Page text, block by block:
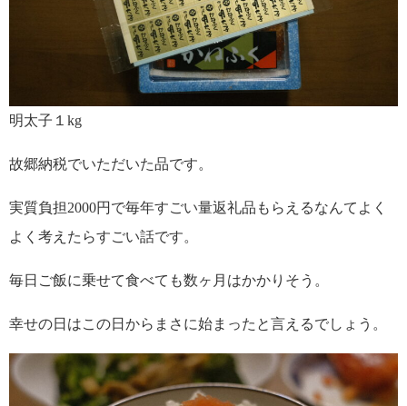
明太子１kg
故郷納税でいただいた品です。
実質負担2000円で毎年すごい量返礼品もらえるなんてよく
よく考えたらすごい話です。
毎日ご飯に乗せて食べても数ヶ月はかかりそう。
幸せの日はこの日からまさに始まったと言えるでしょう。